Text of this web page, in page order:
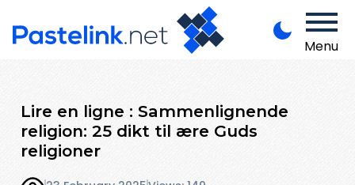
Menu
Lire en ligne : Sammenlignende
religion: 25 dikt til ære Guds
religioner